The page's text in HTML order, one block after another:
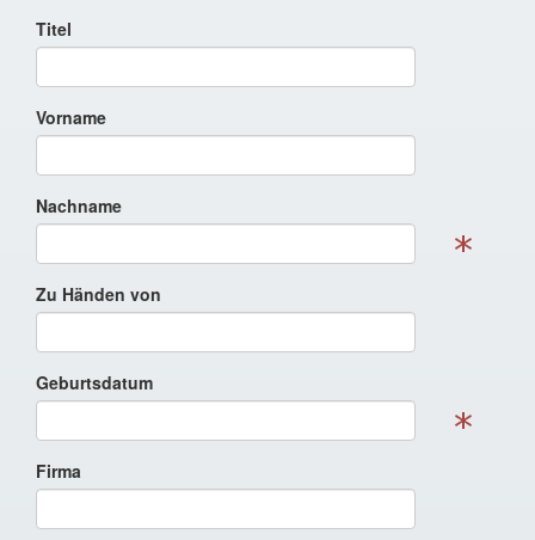
Titel
Vorname
Nachname
Zu Händen von
Geburtsdatum
Firma